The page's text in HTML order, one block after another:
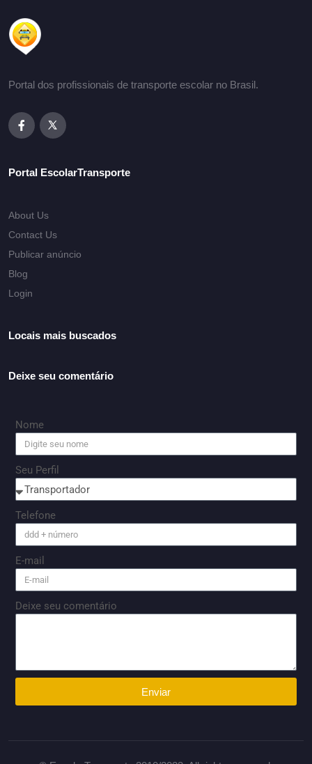
Portal dos profissionais de transporte escolar no Brasil.
Portal EscolarTransporte
About Us
Contact Us
Publicar anúncio
Blog
Login
Locais mais buscados
Deixe seu comentário
Nome
Seu Perfil
Telefone
E-mail
Deixe seu comentário
Enviar